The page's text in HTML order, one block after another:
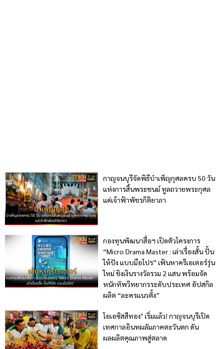
กาญจนบุรีจัดพิธีบำเพ็ญกุศลครบ 50 วัน
แห่งการสิ้นพระชนม์ ทูลถวายพระกุศล
แด่เจ้าฟ้าพัชรกิติยาภา
กองทุนพัฒนาสื่อฯ เปิดตัวโครงการ
“Micro Drama Master : เล่าเรื่องสั้น ปั้น
ให้ปัง แบบมือโปร” เฟ้นหาครีเอเตอร์รุ่น
ใหม่ ชิงเงินรางวัลรวม 2 แสน พร้อมจัด
หนักทัพวิทยากรระดับประเทศ อัปสกิล
ผลิต “ละครแนวตั้ง”
โอเอซิสสีทอง" เริ่มแล้ว! กาญจนบุรีเปิด
เทศกาลอินทผลัมภาคตะวันตก ดัน
ผลผลิตคุณภาพสู่ตลาด